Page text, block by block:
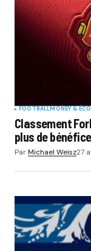
Your E-mail*
Submit
FOOTBALLMONEY &
Classement
plus de
ParMichael Weisz27